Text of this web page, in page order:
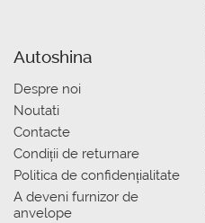
Autoshina
Despre noi
Noutati
Contacte
Condiții de returnare
Politica de confidențialitate
A deveni furnizor de
anvelope